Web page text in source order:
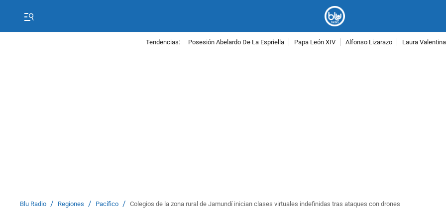
Tendencias: Posesión Abelardo De La Espriella Papa León XIV Alfonso Lizarazo Laura
Blu Radio / Regiones / Pacífico / Colegios de la zona rural de Jamundí inician clases virtuales indefinidas tras ataques con drones